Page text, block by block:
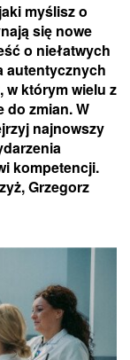
myślisz o
się nowe
o niełatwych
autentycznych
w którym wielu z
do zmian. W
najnowszy
kompetencji.
Grzegorz